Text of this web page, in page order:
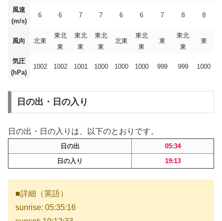
風速
(m/s)
6 6 7 7 6 6 7 8 8
風向 北東
東北
東
東北
東
東北
東
北東
東北
東
東
東北
東
東
気圧
(hPa)
1002 1002 1001 1000 1000 1000 999 999 1000
日の出・日の入り
日の出・日の入りは、以下のとおりです。
日の出
05:34
日の入り
19:13
■詳細（英語）
sunrise: 05:35:16